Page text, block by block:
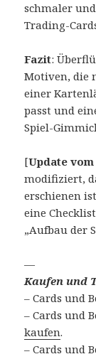
schmaler
Trading-
Fazit:
Motiven, die
einer
passt und
Spiel-
[Update
modifiziert,
erschienen
eine
„Aufbau der
—
Kaufen und
– Cards und
– Cards und
kaufen.
– Cards und